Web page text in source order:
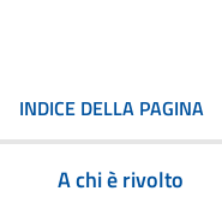
INDICE DELLA PAGINA
A chi è rivolto